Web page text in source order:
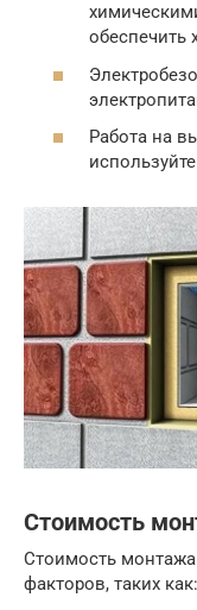
обеспечить
Работа на
Стоимость
Стоимость
факторов, таких как: